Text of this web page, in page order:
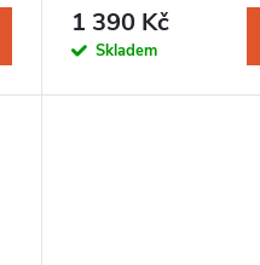
1 390 Kč
Skladem